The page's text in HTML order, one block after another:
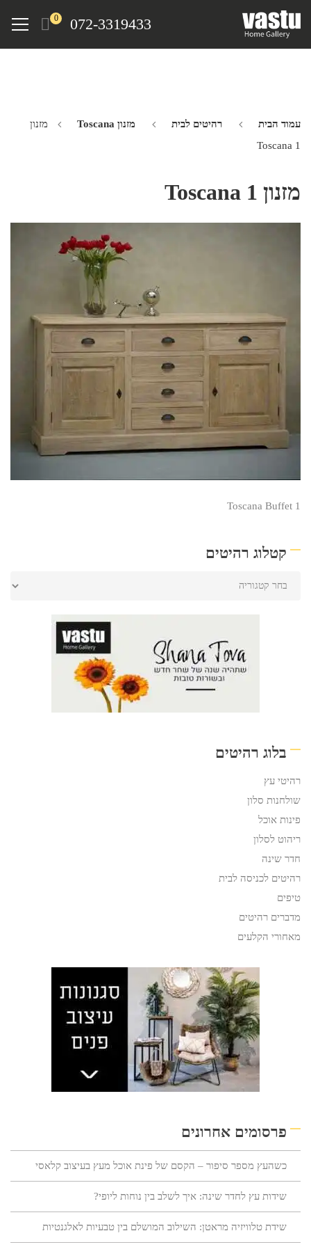
072-3319433
0
Menu
עמוד הבית רהיטים לבית מזנון Toscana
מזנון
Toscana 1
מזנון Toscana 1
Toscana Buffet 1
קטלוג רהיטים
בלוג רהיטים
רהיטי עץ
שולחנות סלון
פינות אוכל
ריהוט לסלון
חדר שינה
רהיטים לכניסה לבית
טיפים
מדברים רהיטים
מאחורי הקלעים
פרסומים אחרונים
כשהעץ מספר סיפור – הקסם של פינת אוכל מעץ בעיצוב קלאסי
שידות עץ לחדר שינה: איך לשלב בין נוחות ליופי?
שידת טלוויזיה מראטן: השילוב המושלם בין טבעיות לאלגנטיות